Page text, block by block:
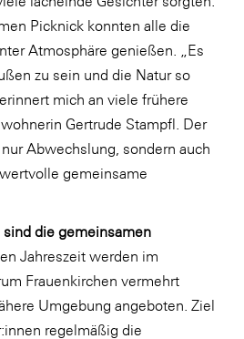
Picknick konnten alle die
Atmosphäre genießen. „Es
zu sein und die Natur so
mich an viele frühere
Gertrude Stampfl. Der
Abwechslung, sondern auch
gemeinsame
die gemeinsamen
Jahreszeit werden im
Frauenkirchen vermehrt
Umgebung angeboten. Ziel
regelmäßig die